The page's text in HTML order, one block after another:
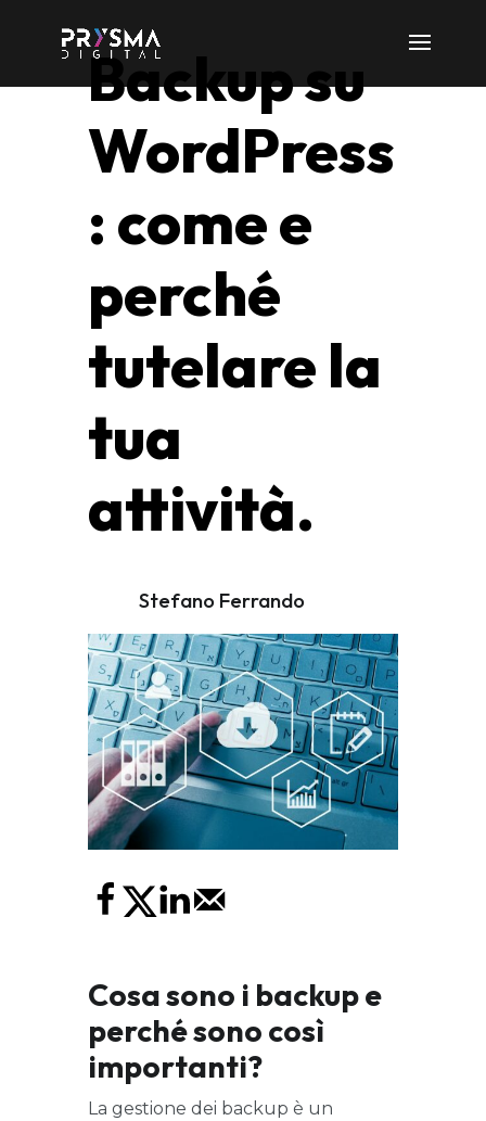
Backup su
WordPress
: come e
perché
tutelare la
tua
attività.
Stefano Ferrando
Cosa sono i backup e
perché sono così
importanti?
La gestione dei backup è un